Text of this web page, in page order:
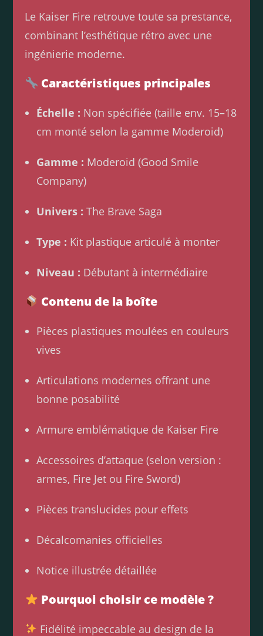
Le Kaiser Fire retrouve toute sa prestance,
combinant l’esthétique rétro avec une
ingénierie moderne.
Caractéristiques principales
Échelle : Non spécifiée (taille env. 15–18
cm monté selon la gamme Moderoid)
Gamme : Moderoid (Good Smile
Company)
Univers : The Brave Saga
Type : Kit plastique articulé à monter
Niveau : Débutant à intermédiaire
Contenu de la boîte
Pièces plastiques moulées en couleurs
vives
Articulations modernes offrant une
bonne posabilité
Armure emblématique de Kaiser Fire
Accessoires d’attaque (selon version :
armes, Fire Jet ou Fire Sword)
Pièces translucides pour effets
Décalcomanies officielles
Notice illustrée détaillée
Pourquoi choisir ce modèle ?
Fidélité impeccable au design de la